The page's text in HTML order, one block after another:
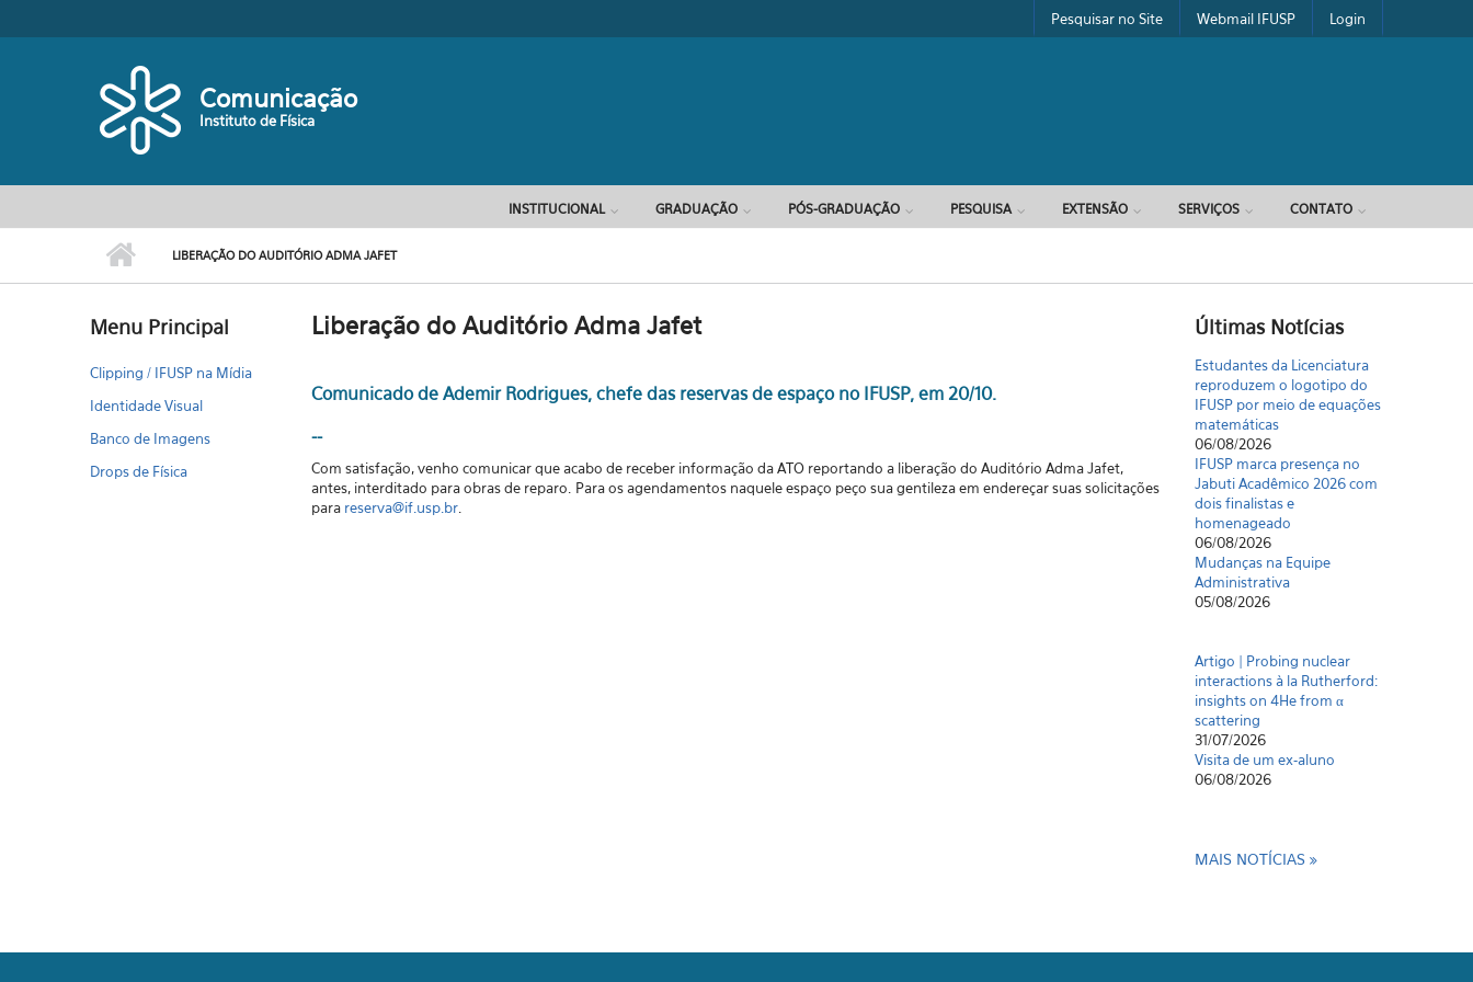
Pesquisar no Site Webmail IFUSP Login
Comunicação
Instituto de Física
INSTITUCIONAL GRADUAÇÃO PÓS-GRADUAÇÃO PESQUISA EXTENSÃO SERVIÇOS CONTATO
LIBERAÇÃO DO AUDITÓRIO ADMA JAFET
Menu Principal
Clipping / IFUSP na Mídia
Identidade Visual
Banco de Imagens
Drops de Física
Liberação do Auditório Adma Jafet
Comunicado de Ademir Rodrigues, chefe das reservas de espaço no IFUSP, em 20/10.
--
Com satisfação, venho comunicar que acabo de receber informação da ATO reportando a liberação do Auditório Adma Jafet,
antes, interditado para obras de reparo. Para os agendamentos naquele espaço peço sua gentileza em endereçar suas solicitações
para reserva@if.usp.br.
Últimas Notícias
Estudantes da Licenciatura
reproduzem o logotipo do
IFUSP por meio de equações
matemáticas
06/08/2026
IFUSP marca presença no
Jabuti Acadêmico 2026 com
dois finalistas e
homenageado
06/08/2026
Mudanças na Equipe
Administrativa
05/08/2026
Artigo | Probing nuclear
interactions à la Rutherford:
insights on 4He from α
scattering
31/07/2026
Visita de um ex-aluno
06/08/2026
MAIS NOTÍCIAS